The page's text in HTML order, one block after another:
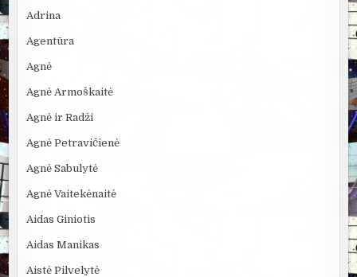
Adrina
Agentūra
Agnė
Agnė Armoškaitė
Agnė ir Radži
Agnė Petravičienė
Agnė Sabulytė
Agnė Vaitekėnaitė
Aidas Giniotis
Aidas Manikas
Aistė Pilvelytė